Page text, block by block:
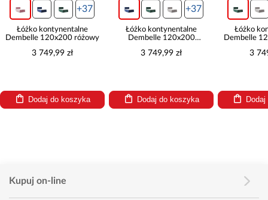
+37
Łóżko kontynentalne
120x200 różowy
3 749,99 zł
Dodaj do koszyka
+37
Łóżko kontynentalne
Dembelle 120x200
3 749,99 zł
Dodaj do koszyka
Łóżko
Dembelle
3
Dodaj
Kupuj on-line